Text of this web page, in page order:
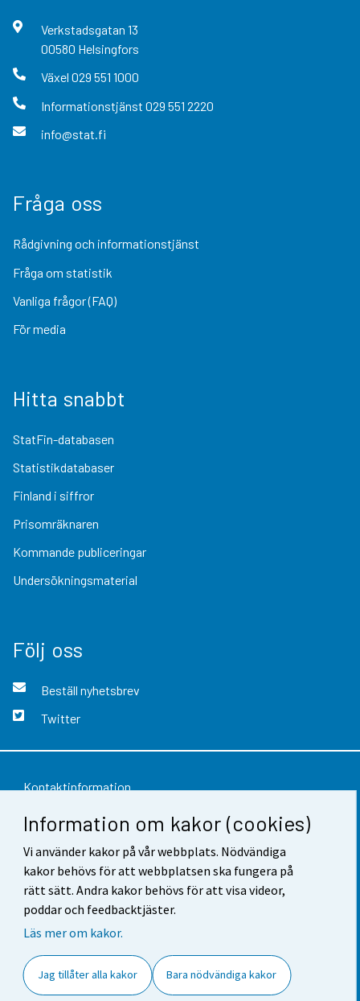
Information om kakor (cookies)
Vi använder kakor på vår webbplats. Nödvändiga
kakor behövs för att webbplatsen ska fungera på
rätt sätt. Andra kakor behövs för att visa videor,
poddar och feedbacktjäster.
Läs mer om kakor.
Jag tillåter alla kakor Bara nödvändiga kakor
Verkstadsgatan 13
00580 Helsingfors
Växel 029 551 1000
Informationstjänst 029 551 2220
info@stat.fi
Fråga oss
Rådgivning och informationstjänst
Fråga om statistik
Vanliga frågor (FAQ)
För media
Hitta snabbt
StatFin-databasen
Statistikdatabaser
Finland i siffror
Prisomräknaren
Kommande publiceringar
Undersökningsmaterial
Följ oss
Beställ nyhetsbrev
Twitter
Kontaktinformation
Respons
Användarvillkor
Dataskydd
Tillgänglighet
Cookie-inställningar